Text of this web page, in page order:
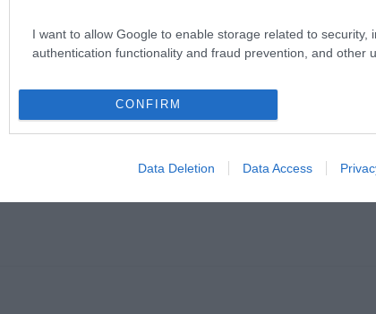
I want to allow Google to enable storage related to security,
authentication functionality and fraud prevention, and other
CONFIRM
Data Deletion Data Access
kövessen bennünket az EGRI ÜGYEK Google Hírek